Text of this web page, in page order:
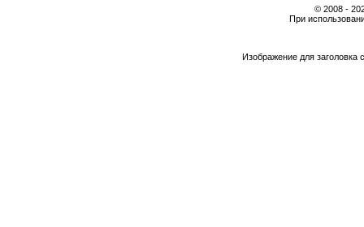
© 2008 -
При
Изображение для